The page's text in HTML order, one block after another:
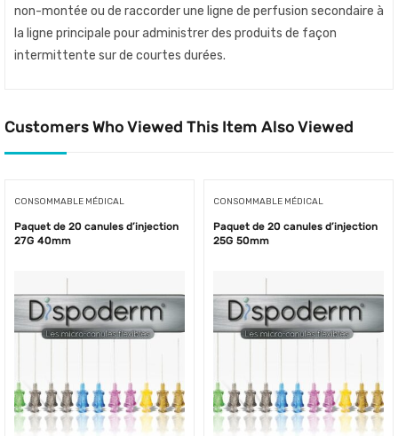
non-montée ou de raccorder une ligne de perfusion secondaire à
la ligne principale pour administrer des produits de façon
intermittente sur de courtes durées.
Customers Who Viewed This Item Also Viewed
CONSOMMABLE MÉDICAL
Paquet de 20 canules d’injection
27G 40mm
CONSOMMABLE MÉDICAL
Paquet de 20 canules d’injection
25G 50mm